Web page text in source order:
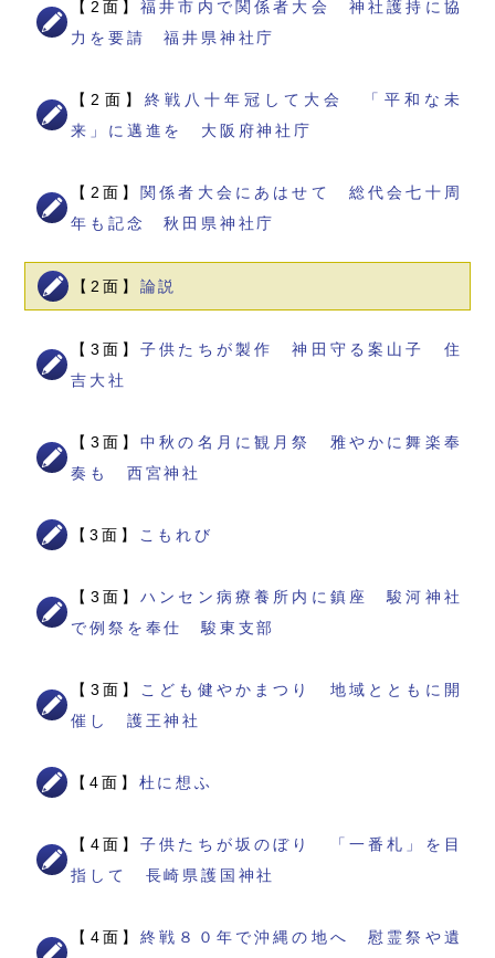
【2面】福井市内で関係者大会 神社護持に協
力を要請 福井県神社庁
【2面】 終戦八十年冠して大会 「平和な未
来」に邁進を 大阪府神社庁
【2面】 関係者大会にあはせて 総代会七十周
年も記念 秋田県神社庁
【2面】 論説
【3面】子供たちが製作 神田守る案山子 住
吉大社
【3面】中秋の名月に観月祭 雅やかに舞楽奉
奏も 西宮神社
【3面】 こもれび
【3面】ハンセン病療養所内に鎮座 駿河神社
で例祭を奉仕 駿東支部
【3面】
こども健やかまつり 地域とともに開
催し 護王神社
【4面】 杜に想ふ
【4面】子供たちが坂のぼり 「一番札」を目
指して 長崎県護国神社
【4面】終戦８０年で沖縄の地へ 慰霊祭や遺